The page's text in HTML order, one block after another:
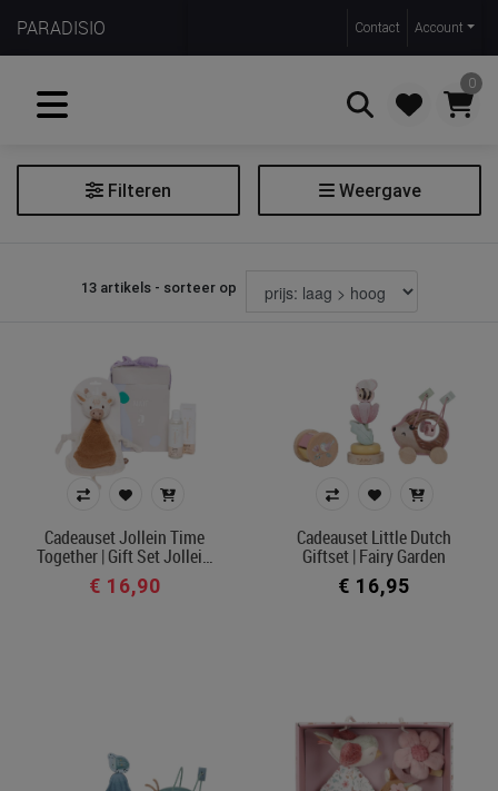
PARADISIO Contact Account
0
Zoeken
Filteren Weergave
cadeauset
Ecocheque artikelen
13 artikels - sorteer op
Cadeauset Jollein Time
Together | Gift Set Jollei…
€ 16,90
Cadeauset Little Dutch
Giftset | Fairy Garden
€ 16,95